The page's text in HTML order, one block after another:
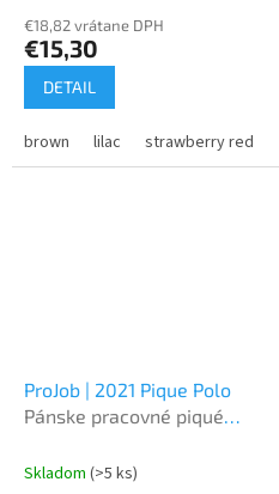
€18,82 vrátane DPH
€15,30
DETAIL
brown lilac strawberry red
ProJob | 2021 Pique Polo
Pánske pracovné piqué
Skladom (>5 ks)